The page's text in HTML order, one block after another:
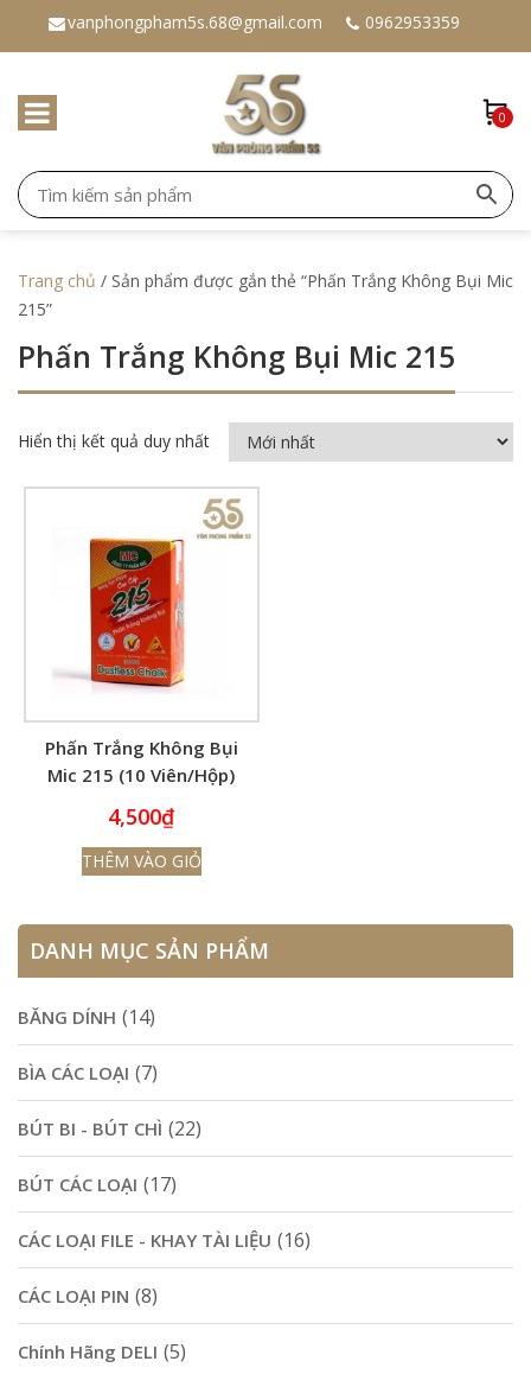
vanphongpham5s.68@gmail.com 0962953359
0
Trang chủ / Sản phẩm được gắn thẻ “Phấn Trắng Không Bụi Mic
215”
Phấn Trắng Không Bụi Mic 215
Hiển thị kết quả duy nhất
Phấn Trắng Không Bụi
Mic 215 (10 Viên/Hộp)
4,500₫
THÊM VÀO GIỎ
DANH MỤC SẢN PHẨM
BĂNG DÍNH (14)
BÌA CÁC LOẠI (7)
BÚT BI - BÚT CHÌ (22)
BÚT CÁC LOẠI (17)
CÁC LOẠI FILE - KHAY TÀI LIỆU (16)
CÁC LOẠI PIN (8)
Chính Hãng DELI (5)